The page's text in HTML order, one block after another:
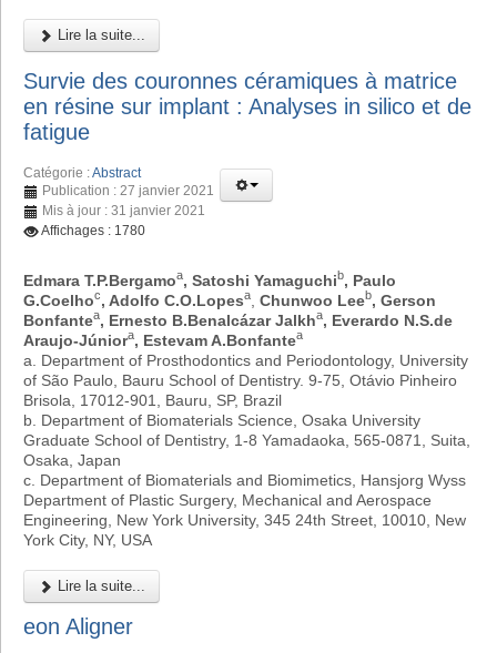
Lire la suite...
Survie des couronnes céramiques à matrice
en résine sur implant : Analyses in silico et de
fatigue
Catégorie :Abstract
Publication : 27 janvier 2021
Mis à jour : 31 janvier 2021
Affichages : 1780
Edmara T.P.Bergamoa, Satoshi Yamaguchib, Paulo
G.Coelhoc, Adolfo C.O.Lopesa Chunwoo Leeb, Gerson
Bonfantea, Ernesto B.Benalcázar Jalkha, Everardo N.S.de
Araujo-Júniora, Estevam A.Bonfantea
a. Department of Prosthodontics and Periodontology, University
of São Paulo, Bauru School of Dentistry. 9-75, Otávio Pinheiro
Brisola, 17012-901, Bauru, SP, Brazil
b. Department of Biomaterials Science, Osaka University
Graduate School of Dentistry, 1-8 Yamadaoka, 565-0871, Suita,
Osaka, Japan
c. Department of Biomaterials and Biomimetics, Hansjorg Wyss
Department of Plastic Surgery, Mechanical and Aerospace
Engineering, New York University, 345 24th Street, 10010, New
York City, NY, USA
Lire la suite...
eon Aligner